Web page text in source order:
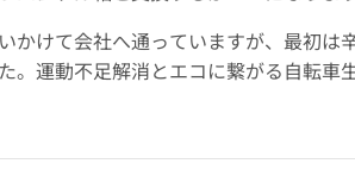
かけて会社へ通っていますが、最初は
。運動不足解消とエコに繋がる自転車